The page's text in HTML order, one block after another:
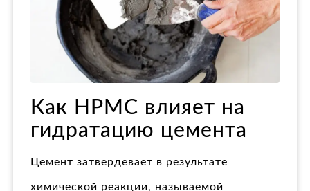
Как HPMC влияет на
гидратацию цемента
Цемент затвердевает в результате
химической реакции, называемой